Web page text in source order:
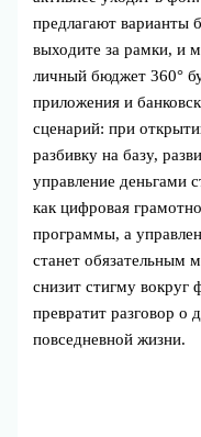
предлагают варианты
выходите за рамки, и
личный бюджет 360°
приложения и
сценарий: при
разбивку на базу,
управление деньгами
как цифровая
программы, а
станет обязательным
снизит стигму вокруг
превратит разговор о
повседневной жизни.